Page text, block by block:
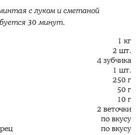
с луком и сметаной
30 минут.
1 кг
2 шт.
4 зубчика
1 шт.
250 г
50 г
10 г
2 веточки
по вкусу
по вкусу